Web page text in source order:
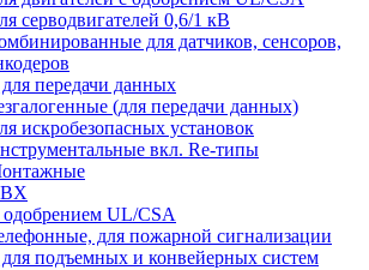
серводвигателей 0,6/1 кВ
для датчиков, cенсоров,
передачи данных
(для передачи данных)
искробезопасных установок
вкл. Re-типы
UL/CSA
для пожарной сигнализации
подъемных и конвейерных систем